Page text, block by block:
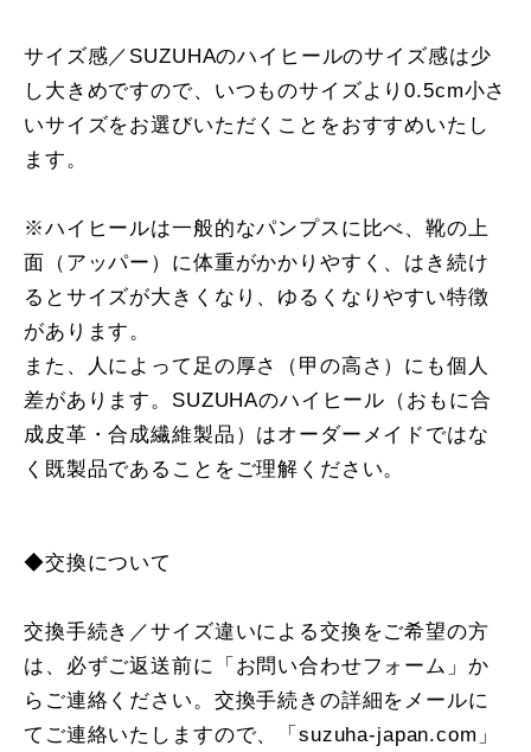
サイズ感／SUZUHAのハイヒールのサイズ感は少
し大きめですので、いつものサイズより0.5cm小さ
いサイズをお選びいただくことをおすすめいたし
ます。
※ハイヒールは一般的なパンプスに比べ、靴の上
面（アッパー）に体重がかかりやすく、はき続け
るとサイズが大きくなり、ゆるくなりやすい特徴
があります。
また、人によって足の厚さ（甲の高さ）にも個人
差があります。SUZUHAのハイヒール（おもに合
成皮革・合成繊維製品）はオーダーメイドではな
く既製品であることをご理解ください。
◆交換について
交換手続き／サイズ違いによる交換をご希望の方
は、必ずご返送前に「お問い合わせフォーム」か
らご連絡ください。交換手続きの詳細をメールに
てご連絡いたしますので、「suzuha-japan.com」